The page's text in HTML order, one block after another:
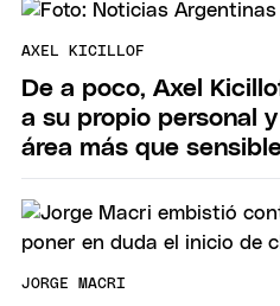
AXEL KICILLOF
De a poco, Axel
a su propio personal
área más que
JORGE MACRI